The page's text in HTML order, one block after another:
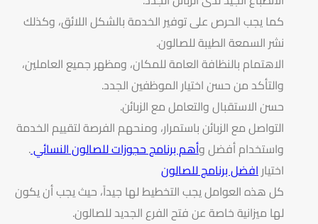
كما يجب الحرص على توفير الخدمة بالشكل اللائق، وكذلك
نشر السمعة الطيبة للصالون.
الاهتمام بالنظافة العامة للمكان، ومظهر جميع العاملين،
والتأكد من حسن اختيار الموظفين الجدد.
حسن الاستقبال والتعامل مع الزبائن.
التواصل مع الزبائن باستمرار، ومنحهم الفرصة لتقييم الخدمة
واستخدام أفضل وأهم برنامج حجوزات للصالون النسائي.
اختيارافضل برنامج للصالون
كل هذه العوامل يجب التخطيط لها جيداً، حيث يجب أن يكون
لها ميزانية خاصة عن فتح الفرع الجديد للصالون.